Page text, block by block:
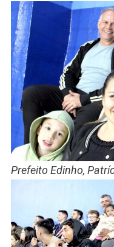
Prefeito Edinho,